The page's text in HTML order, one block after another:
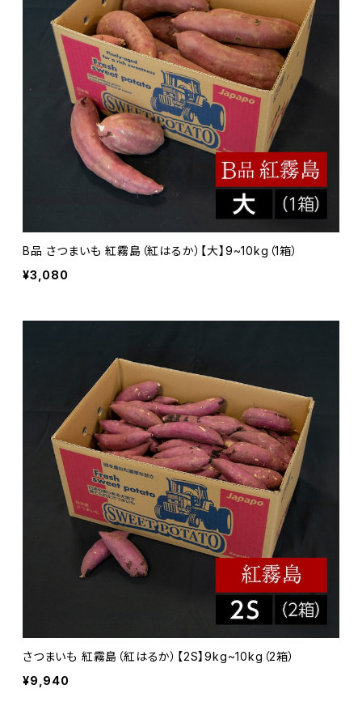
B品 さつまいも 紅霧島（紅はるか）【大】9~10kg（1箱）
¥3,080
さつまいも 紅霧島（紅はるか）【2S】9kg~10kg（2箱）
¥9,940